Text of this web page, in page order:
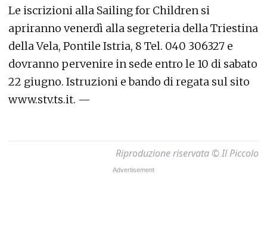
Le iscrizioni alla Sailing for Children si
apriranno venerdì alla segreteria della Triestina
della Vela, Pontile Istria, 8 Tel. 040 306327 e
dovranno pervenire in sede entro le 10 di sabato
22 giugno. Istruzioni e bando di regata sul sito
www.stv.ts.it. —
Riproduzione riservata © Il Piccolo